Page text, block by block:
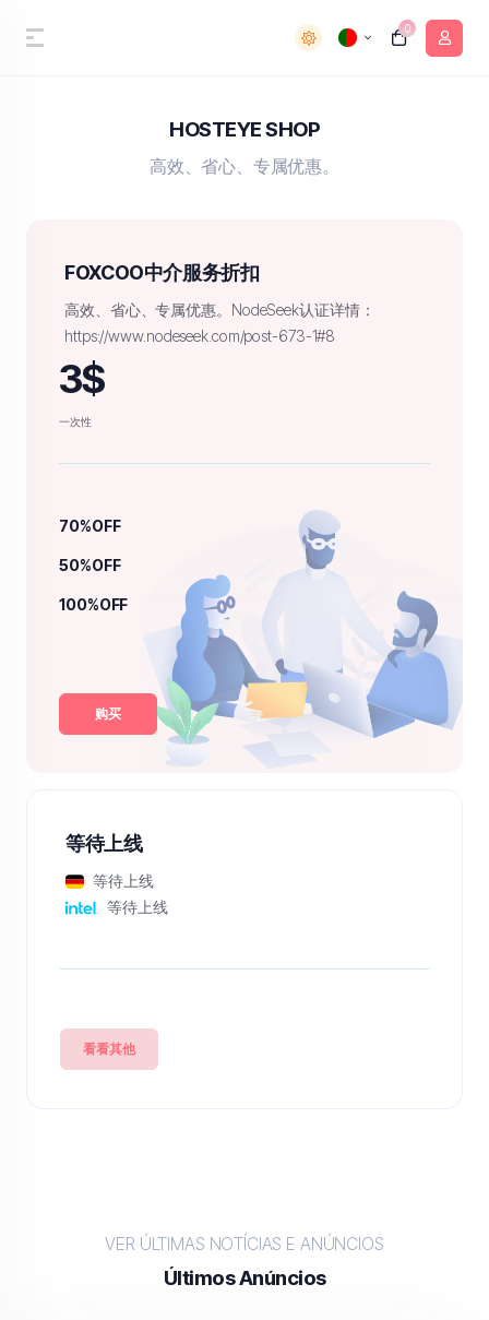
0
HOSTEYE SHOP
高效、省心、专属优惠。
FOXCOO中介服务折扣
高效、省心、专属优惠。NodeSeek认证详情：
https://www.nodeseek.com/post-673-1#8
3$
一次性
70%OFF
50%OFF
100%OFF
购买
等待上线
等待上线
等待上线
看看其他
VER ÚLTIMAS NOTÍCIAS E ANÚNCIOS
Últimos Anúncios